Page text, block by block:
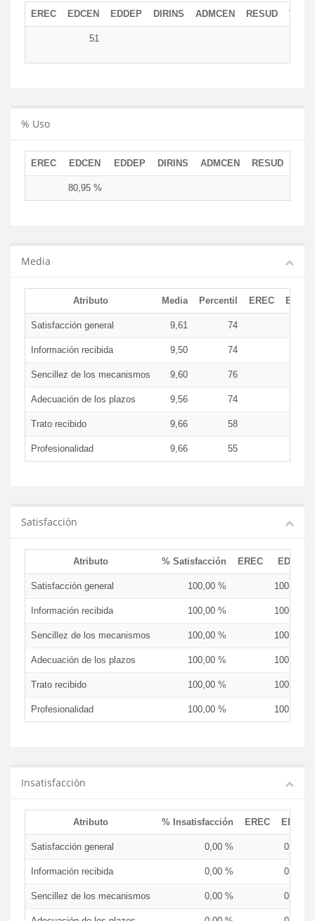
EREC EDCEN EDDEP DIRINS ADMCEN RESUD
51
% Uso
EREC EDCEN EDDEP DIRINS ADMCEN RESUD
80,95 %
Media
Atributo Media Percentil EREC
Satisfacción general 9,61 74
Información recibida 9,50 74
Sencillez de los mecanismos 9,60 76
Adecuación de los plazos 9,56 74
Trato recibido 9,66 58
Profesionalidad 9,66 55
Satisfacción
Atributo % Satisfacción EREC EDCEN
Satisfacción general 100,00 % 100,00 %
Información recibida 100,00 % 100,00 %
Sencillez de los mecanismos 100,00 % 100,00 %
Adecuación de los plazos 100,00 % 100,00 %
Trato recibido 100,00 % 100,00 %
Profesionalidad 100,00 % 100,00 %
Insatisfacción
Atributo % Insatisfacción EREC EDCEN
Satisfacción general 0,00 % 0,00 %
Información recibida 0,00 % 0,00 %
Sencillez de los mecanismos 0,00 % 0,00 %